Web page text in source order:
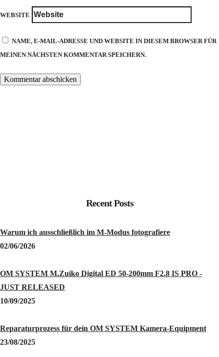
WEBSITE
NAME, E-MAIL-ADRESSE UND WEBSITE IN DIESEM BROWSER FÜR
MEINEN NÄCHSTEN KOMMENTAR SPEICHERN.
Recent Posts
Warum ich ausschließlich im M-Modus fotografiere
02/06/2026
OM SYSTEM M.Zuiko Digital ED 50-200mm F2.8 IS PRO -
JUST RELEASED
10/09/2025
Reparaturprozess für dein OM SYSTEM Kamera-Equipment
23/08/2025